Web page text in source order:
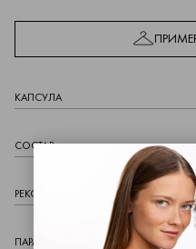
КАПCУЛА
СОСТАВ
РЕКОМЕНДАЦИИ ПО УХОДУ
ПАРАМЕТРЫ МОДЕЛИ